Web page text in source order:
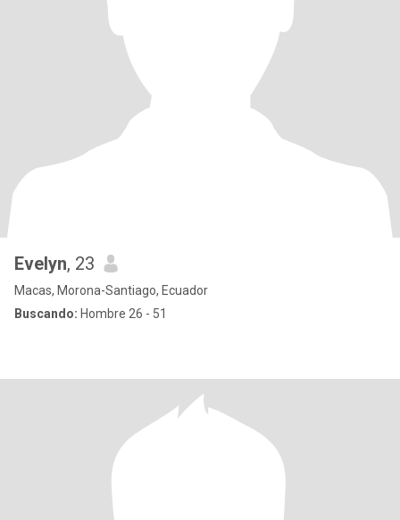
Evelyn, 23
Macas, Morona-Santiago, Ecuador
Buscando: Hombre 26 - 51